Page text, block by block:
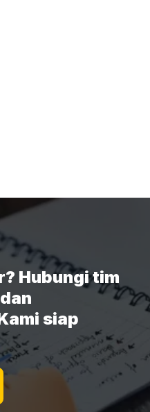
Hubungi tim
siap